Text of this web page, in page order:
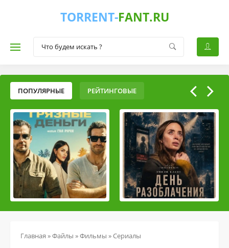
TORRENT-FANT.RU
ПОПУЛЯРНЫЕ РЕЙТИНГОВЫЕ
Главная »Файлы »Фильмы »Сериалы